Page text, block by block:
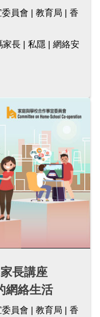
員會 教育局
香
家長 私隱
網絡安
長講座
網絡生活
員會 教育局 香